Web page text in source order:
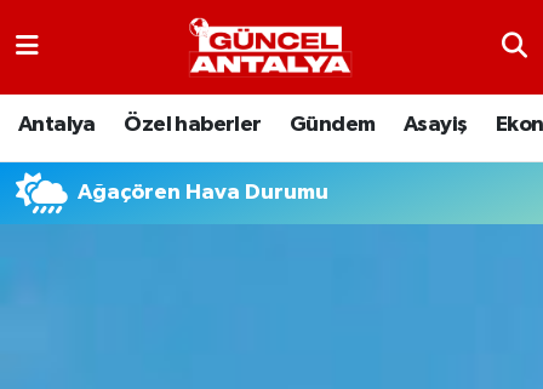
Antalya Özel haberler Gündem Asayiş
Ağaçören Hava Durumu
Antalya
Nöbetçi Eczaneler